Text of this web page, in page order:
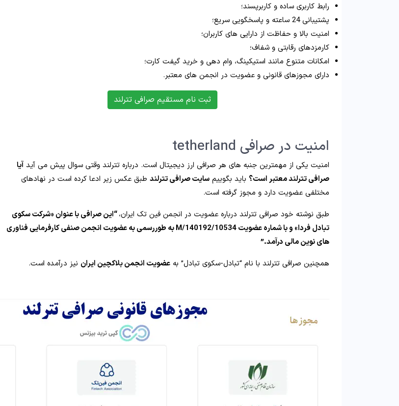
رابط کاربری ساده و کاربرپسند؛
پشتیبانی 24 ساعته و پاسخگویی سریع؛
امنیت بالا و حفاظت از دارایی های کاربران؛
کارمزدهای رقابتی و شفاف؛
امکانات متنوع مانند استیکینگ، وام دهی و خرید گیفت کارت؛
دارای مجوزهای قانونی و عضویت در انجمن های معتبر.
ثبت نام مستقیم صرافی تترلند
امنیت در صرافی tetherland
امنیت یکی از مهمترین جنبه های هر صرافی ارز دیجیتال است. درباره تترلند وقتی سوال پیش می آید آیا
صرافی تترلند معتبر است؟ باید بگوییم سایت صرافی تترلند طبق عکس زیر ادعا کرده است در نهادهای
مختلفی عضویت دارد و مجوز گرفته است.
طبق نوشته خود صرافی تترلند درباره عضویت در انجمن فین تک ایران،“این صرافی با عنوان «شرکت سکوی
تبادل فردا» و با شماره عضویت M/140192/10534 به‌ طوررسمی به عضویت انجمن صنفی‌ کارفرمایی فناوری‌
های نوین مالی درآمد.”
همچنین صرافی تترلند با نام “تبادل-سکوی تبادل” به عضویت انجمن بلاکچین ایران نیز درآمده است.